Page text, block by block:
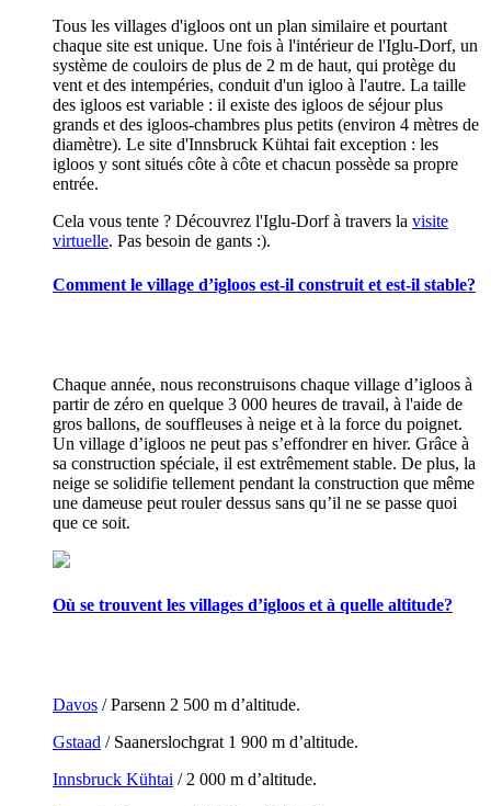
Tous les villages d'igloos ont un plan similaire et pourtant
chaque site est unique. Une fois à l'intérieur de l'Iglu-Dorf, un
système de couloirs de plus de 2 m de haut, qui protège du
vent et des intempéries, conduit d'un igloo à l'autre. La taille
des igloos est variable : il existe des igloos de séjour plus
grands et des igloos-chambres plus petits (environ 4 mètres de
diamètre). Le site d'Innsbruck Kühtai fait exception : les
igloos y sont situés côte à côte et chacun possède sa propre
entrée.
Cela vous tente ? Découvrez l'Iglu-Dorf à travers la visite
virtuelle. Pas besoin de gants :).
Comment le village d’igloos est-il construit et est-il stable?
Chaque année, nous reconstruisons chaque village d’igloos à
partir de zéro en quelque 3 000 heures de travail, à l'aide de
gros ballons, de souffleuses à neige et à la force du poignet.
Un village d’igloos ne peut pas s’effondrer en hiver. Grâce à
sa construction spéciale, il est extrêmement stable. De plus, la
neige se solidifie tellement pendant la construction que même
une dameuse peut rouler dessus sans qu’il ne se passe quoi
que ce soit.
Où se trouvent les villages d’igloos et à quelle altitude?
Davos / Parsenn 2 500 m d’altitude.
Gstaad / Saanerslochgrat 1 900 m d’altitude.
Innsbruck Kühtai / 2 000 m d’altitude.